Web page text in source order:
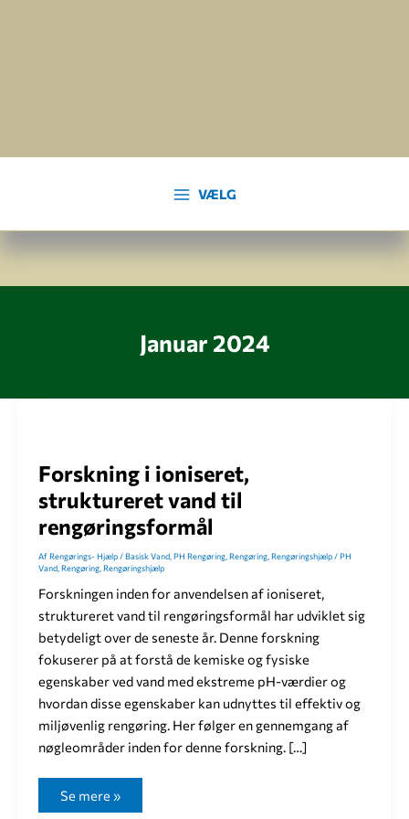
VÆLG
Januar 2024
Forskning i ioniseret,
struktureret vand til
rengøringsformål
AfRengørings- Hjælp/Basisk Vand, PH Rengøring, Rengøring, Rengøringshjælp/PH
Vand, Rengøring, Rengøringshjælp
Forskningen inden for anvendelsen af ioniseret,
struktureret vand til rengøringsformål har udviklet sig
betydeligt over de seneste år. Denne forskning
fokuserer på at forstå de kemiske og fysiske
egenskaber ved vand med ekstreme pH-værdier og
hvordan disse egenskaber kan udnyttes til effektiv og
miljøvenlig rengøring. Her følger en gennemgang af
nøgleområder inden for denne forskning. […]
F
o
Se mere »